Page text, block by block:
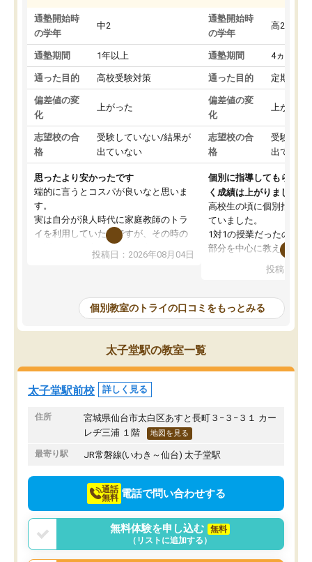
通塾開始時
の学年
中2
通塾期間 1年以上
通った目的 高校受験対策
偏差値の変
化
上がった
志望校の合
格
受験していない/結果が
出ていない
思ったより安かったです
端的に言うとコスパが良いなと思いま
す。
実は自分が浪人時代に家庭教師のトラ
イを利用していたのですが、その時の
月謝がとても高くトライに良いイメー
ジがありませんでした。
し始めた形です。
しかし、以前とは違い料金がリーズナ
ブルでびっくりしました。
通って1年以上ですが、勉強への取り組
み方が真っすぐに変化（率先して自宅
で復習や予習をする）し成績も向上し
ています。
駅前なので送り迎えが少々負担になっ
ていますが、それを加味しても通って
損はないなと感じています。
投稿日：2026年08月04日
通塾開始時
の学年
高2
通塾期間 4ヵ月～1
通った目的 定期テス
偏差値の変
化
上がった
志望校の合
格
受験して
出ていな
個別に指導してもらえる
く成績は上がりました。
高校生の頃に個別指導の
ていました。
1対1の授業だったので、
部分を中心に教えてもら
わからないところもそ
もらえたので、勉強への
しずつなくなりました。
その結果成績も上がり、
たのを覚えています。
塾だと思います。
投稿日：
個別教室のトライの口コミをもっとみる
太子堂駅の教室一覧
太子堂駅前校 詳しく見る
住所
宮城県仙台市太白区あすと長町３−３−３１ カー
レヂ三浦 １階
地図を見る
最寄り駅 JR常磐線(いわき～仙台) 太子堂駅
通話
無料 電話で問い合わせする
無料体験を申し込む
無料
（リストに追加する）